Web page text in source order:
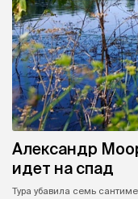
Александр
идет на спад
Тура убавила семь